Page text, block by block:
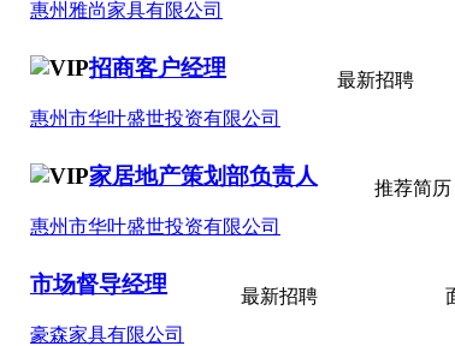
行业展会
惠州雅尚家具有限公司
招商客户经理
惠州市华叶盛世投资有限公司
最新招聘
家居地产策划部负责人
惠州市华叶盛世投资有限公司
推荐简历
市场督导经理
豪森家具有限公司
最新招聘